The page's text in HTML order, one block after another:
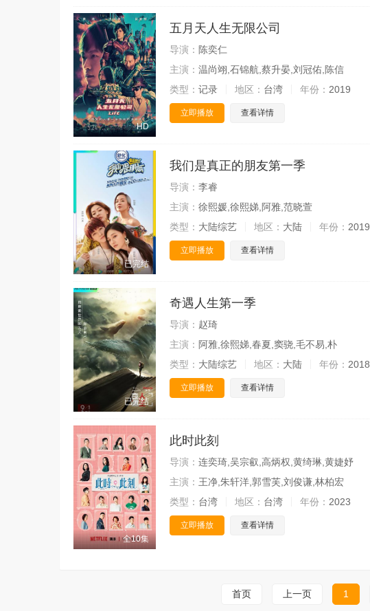
HD
五月天人生无限公司
导演： 陈奕仁
主演： 温尚翊,石锦航,蔡升晏,刘冠佑,陈信
类型： 记录 地区： 台湾 年份： 2019
立即播放 查看详情
已完结
我们是真正的朋友第一季
导演： 李睿
主演： 徐熙媛,徐熙娣,阿雅,范晓萱
类型： 大陆综艺 地区： 大陆 年份： 2019
立即播放 查看详情
已完结
奇遇人生第一季
导演： 赵琦
主演： 阿雅,徐熙娣,春夏,窦骁,毛不易,朴
类型： 大陆综艺 地区： 大陆 年份： 2018
立即播放 查看详情
全10集
此时此刻
导演： 连奕琦,吴宗叡,高炳权,黄绮琳,黄婕妤
主演： 王净,朱轩洋,郭雪芙,刘俊谦,林柏宏
类型： 台湾 地区： 台湾 年份： 2023
立即播放 查看详情
首页 上一页 1